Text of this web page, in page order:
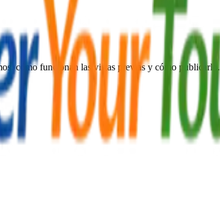
cómo funcionan las vistas previas y cómo publicarlo.